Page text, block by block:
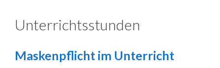
Unterrichtsstunden
Maskenpflicht im Unterricht